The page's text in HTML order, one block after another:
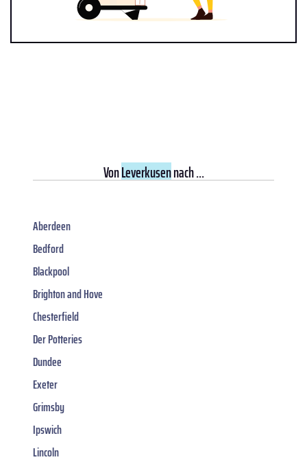
VonLeverkusennach ...
Aberdeen
Bedford
Blackpool
Brighton and Hove
Chesterfield
Der Potteries
Dundee
Exeter
Grimsby
Ipswich
Lincoln